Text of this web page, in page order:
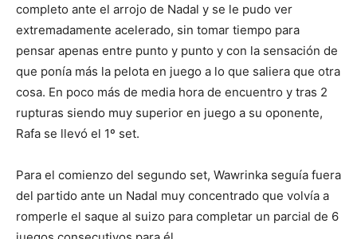
completo ante el arrojo de Nadal y se le pudo ver
extremadamente acelerado, sin tomar tiempo para
pensar apenas entre punto y punto y con la sensación de
que ponía más la pelota en juego a lo que saliera que otra
cosa. En poco más de media hora de encuentro y tras 2
rupturas siendo muy superior en juego a su oponente,
Rafa se llevó el 1º set.
Para el comienzo del segundo set, Wawrinka seguía fuera
del partido ante un Nadal muy concentrado que volvía a
romperle el saque al suizo para completar un parcial de 6